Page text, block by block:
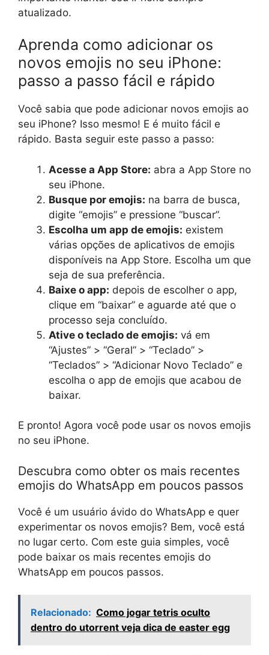
atualizado.
Aprenda como adicionar os
novos emojis no seu iPhone:
passo a passo fácil e rápido
Você sabia que pode adicionar novos emojis ao
seu iPhone? Isso mesmo! E é muito fácil e
rápido. Basta seguir este passo a passo:
Acesse a App Store: abra a App Store no
seu iPhone.
Busque por emojis: na barra de busca,
digite “emojis” e pressione “buscar”.
Escolha um app de emojis: existem
várias opções de aplicativos de emojis
disponíveis na App Store. Escolha um que
seja de sua preferência.
Baixe o app: depois de escolher o app,
clique em “baixar” e aguarde até que o
processo seja concluído.
Ative o teclado de emojis: vá em
“Ajustes” > “Geral” > “Teclado” >
“Teclados” > “Adicionar Novo Teclado” e
escolha o app de emojis que acabou de
baixar.
E pronto! Agora você pode usar os novos emojis
no seu iPhone.
Descubra como obter os mais recentes
emojis do WhatsApp em poucos passos
Você é um usuário ávido do WhatsApp e quer
experimentar os novos emojis? Bem, você está
no lugar certo. Com este guia simples, você
pode baixar os mais recentes emojis do
WhatsApp em poucos passos.
Relacionado: Como jogar tetris oculto
dentro do utorrent veja dica de easter egg